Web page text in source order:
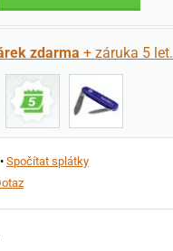
zdarma + záruka 5 let.
Spočítat splátky